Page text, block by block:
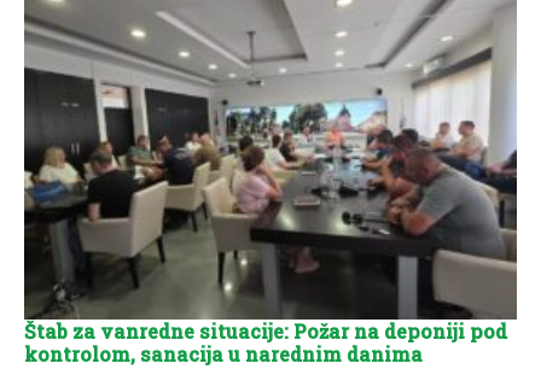
Štab za vanredne situacije: Požar na deponiji pod
kontrolom, sanacija u narednim danima